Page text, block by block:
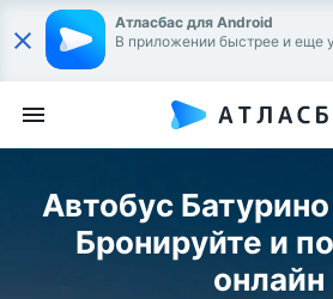
Атласбас для Android
В приложении быстрее и еще
Автобус
Бронируйте и
онлайн